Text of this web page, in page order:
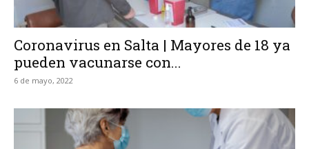
Coronavirus en Salta | Mayores de 18 ya
pueden vacunarse con...
6 de mayo, 2022